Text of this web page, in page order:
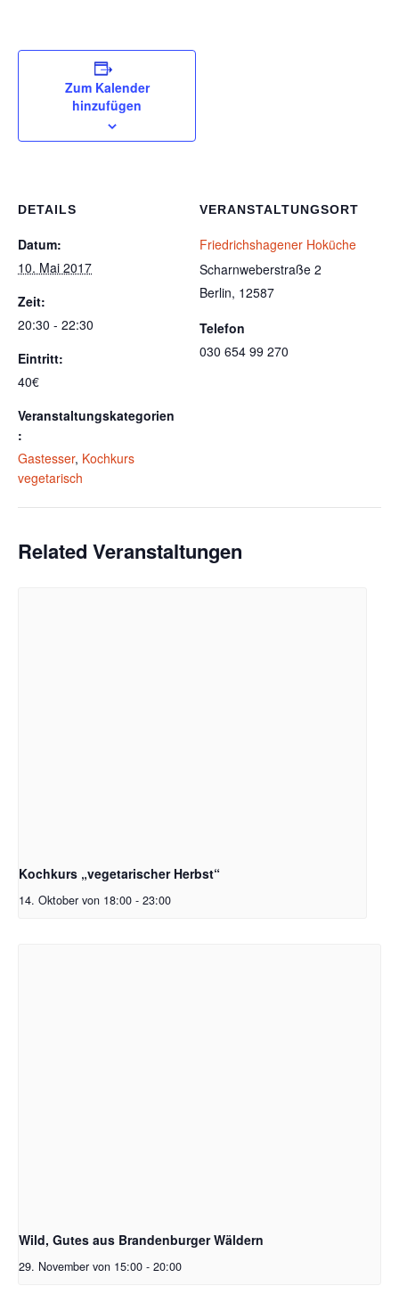
Zum Kalender
hinzufügen
DETAILS
Datum:
10. Mai 2017
Zeit:
20:30 - 22:30
Eintritt:
40€
Veranstaltungskategorien
:
Gastesser, Kochkurs
vegetarisch
VERANSTALTUNGSORT
Friedrichshagener Hoküche
Scharnweberstraße 2
Berlin, 12587
Telefon
030 654 99 270
Related Veranstaltungen
Kochkurs „vegetarischer Herbst“
14. Oktober von 18:00 - 23:00
Wild, Gutes aus Brandenburger Wäldern
29. November von 15:00 - 20:00